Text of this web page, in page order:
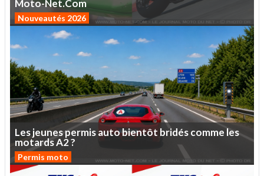
Moto-Net.Com
Nouveautés 2026
Lesjeunespermisautobientôt bridéscommeles
motardsA2?
Permis moto